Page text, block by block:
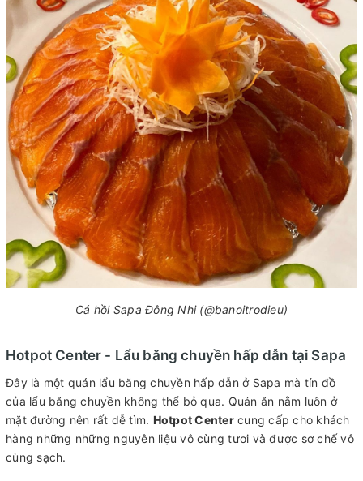
Cá hồi Sapa Đông Nhi (@banoitrodieu)
Hotpot Center - Lẩu băng chuyền hấp dẫn tại Sapa
Đây là một quán lẩu băng chuyền hấp dẫn ở Sapa mà tín đồ
của lẩu băng chuyền không thể bỏ qua. Quán ăn nằm luôn ở
mặt đường nên rất dễ tìm. Hotpot Center cung cấp cho khách
hàng những những nguyên liệu vô cùng tươi và được sơ chế vô
cùng sạch.